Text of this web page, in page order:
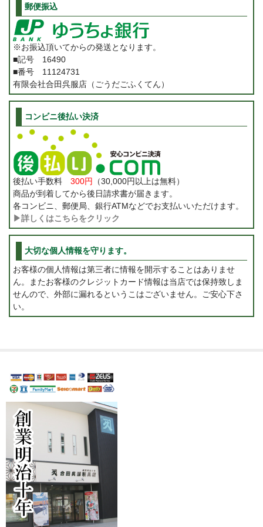
郵便振込
※お振込頂いてからの発送となります。
■記号 16490
■番号 11124731
有限会社合田呉服店（ごうだごふくてん）
コンビニ後払い決済
後払い手数料 300円
（30,000円以上は無料）
商品が到着してから後日請求書が届きます。
各コンビニ、郵便局、銀行ATMなどでお支払いいただけます。
▶詳しくはこちらをクリック
大切な個人情報を守ります。
お客様の個人情報は第三者に情報を開示することはありませ
ん。またお客様のクレジットカード情報は当店では保持致しま
せんので、外部に漏れるというこはございません。ご安心下さ
い。